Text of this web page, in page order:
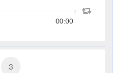
00:00
3